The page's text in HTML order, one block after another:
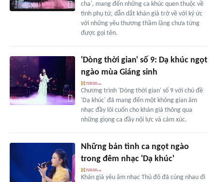
cha', mang đến những ca khúc quen thuộc về
tình phụ tử, dẫn dắt khán giả trở về với ký ức
với những yêu thương thầm lặng chưa từng
được gọi tên.
'Dòng thời gian' số 9: Dạ khúc ngọt
ngào mùa Giáng sinh
Chương trình 'Dòng thời gian' số 9 với chủ đề
'Dạ khúc' đã mang đến một không gian âm
nhạc đầy lôi cuốn cho khán giả thông qua
những giọng ca đầy nội lực và cảm xúc.
Những bản tình ca ngọt ngào
trong đêm nhạc 'Dạ khúc'
Khán giả yêu âm nhạc Thủ đô đã cùng nhau đi